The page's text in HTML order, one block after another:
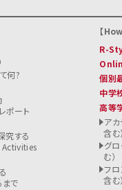
何?
ポート
究する
Activities
まで
R-
個別
中学
高等
ア
含む）
グ
む）
フロ
含む）